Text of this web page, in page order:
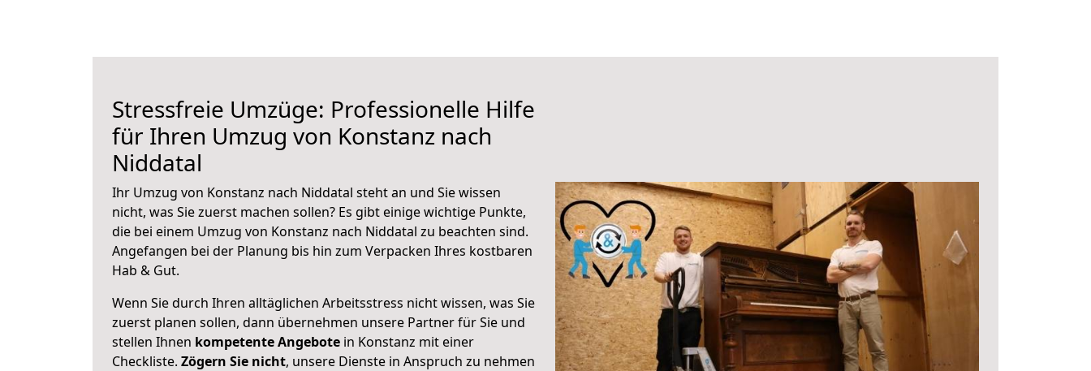
Stressfreie Umzüge: Professionelle Hilfe
für Ihren Umzug von Konstanz nach
Niddatal
Ihr Umzug von Konstanz nach Niddatal steht an und Sie wissen
nicht, was Sie zuerst machen sollen? Es gibt einige wichtige Punkte,
die bei einem Umzug von Konstanz nach Niddatal zu beachten sind.
Angefangen bei der Planung bis hin zum Verpacken Ihres kostbaren
Hab & Gut.
Wenn Sie durch Ihren alltäglichen Arbeitsstress nicht wissen, was Sie
zuerst planen sollen, dann übernehmen unsere Partner für Sie und
stellen Ihnen kompetente Angebote in Konstanz mit einer
Checkliste. Zögern Sie nicht, unsere Dienste in Anspruch zu nehmen